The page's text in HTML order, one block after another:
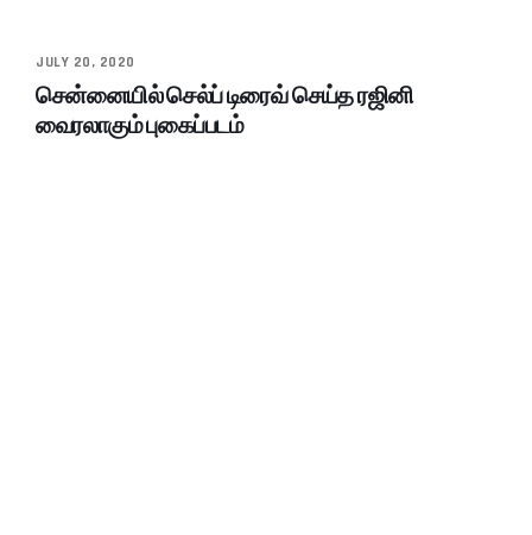
JULY 20, 2020
சென்னையில் செல்ப் டிரைவ் செய்த ரஜினி
வைரலாகும் புகைப்படம்